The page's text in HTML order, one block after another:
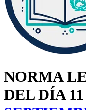
NORMA
DEL DÍA